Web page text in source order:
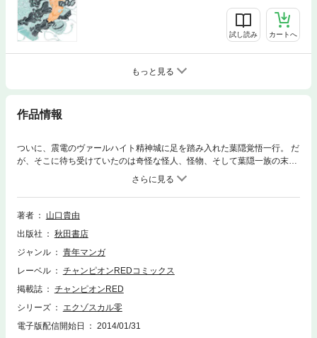
試し読み カートへ
もっと見る
作品情報
ついに、震電のヴァールハイト精神城に足を踏み入れた葉隠覚悟一行。 だ
が、そこに待ち受けていたのは奇怪な怪人、怪物、そして葉隠一族の末裔!
覚悟はメデューサ計画を阻止できるのか!? 最強のメタルヒーローバトルア
著者
山口貴由
出版社
秋田書店
ジャンル
青年マンガ
レーベル
チャンピオンREDコミックス
掲載誌
チャンピオンRED
シリーズ
エクゾスカル零
電子版配信開始日
2014/01/31